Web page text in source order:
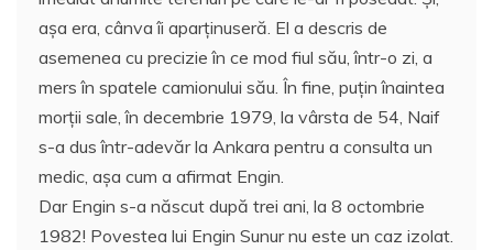
aşa era, cânva îi aparţinuseră. El a descris de
asemenea cu precizie în ce mod fiul său, într-o zi, a
mers în spatele camionului său. În fine, puţin înaintea
morţii sale, în decembrie 1979, la vârsta de 54, Naif
s-a dus într-adevăr la Ankara pentru a consulta un
medic, aşa cum a afirmat Engin.
Dar Engin s-a născut după trei ani, la 8 octombrie
1982! Povestea lui Engin Sunur nu este un caz izolat.